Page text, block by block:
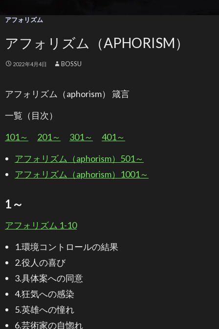
アフォリズム
アフォリズム（APHORISM）
2022年4月4日 BOSSU
アフォリズム（aphorism） 箴言
一覧（目次）
101～
201～ 301～
401～
アフォリズム（aphorism）501～
アフォリズム（aphorism）1001～
1～
アフォリズム 1-10
1.環境コントロールの結果
2.役人の喜び
3.具体案への同意
4.狂気への感染
5.英雄への憧れ
6.芸術家の自惚れ